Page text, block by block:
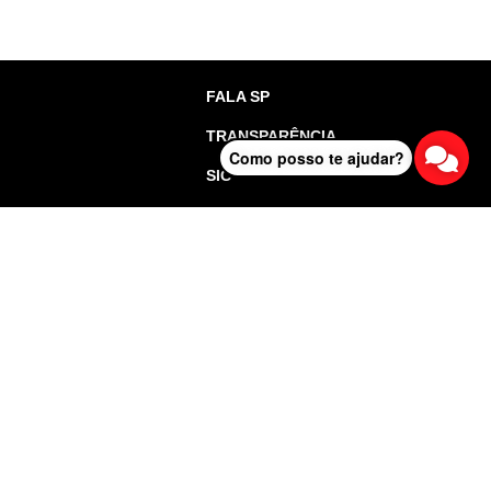
FALA SP
TRANSPARÊNCIA
SIC
Como posso te ajudar?